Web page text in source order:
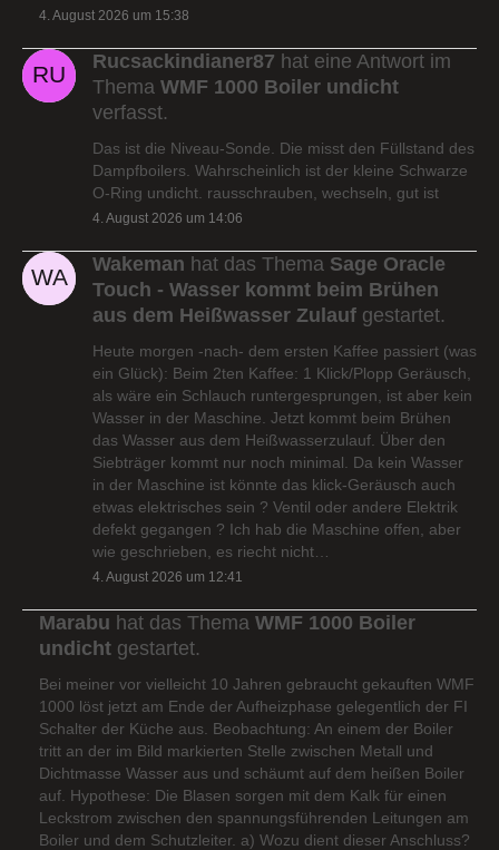
4. August 2026 um 15:38
Rucsackindianer87 hat eine Antwort im
Thema WMF 1000 Boiler undicht
verfasst.
Das ist die Niveau-Sonde. Die misst den Füllstand des
Dampfboilers. Wahrscheinlich ist der kleine Schwarze
O-Ring undicht. rausschrauben, wechseln, gut ist
4. August 2026 um 14:06
Wakeman hat das Thema Sage Oracle
Touch - Wasser kommt beim Brühen
aus dem Heißwasser Zulauf gestartet.
Heute morgen -nach- dem ersten Kaffee passiert (was
ein Glück): Beim 2ten Kaffee: 1 Klick/Plopp Geräusch,
als wäre ein Schlauch runtergesprungen, ist aber kein
Wasser in der Maschine. Jetzt kommt beim Brühen
das Wasser aus dem Heißwasserzulauf. Über den
Siebträger kommt nur noch minimal. Da kein Wasser
in der Maschine ist könnte das klick-Geräusch auch
etwas elektrisches sein ? Ventil oder andere Elektrik
defekt gegangen ? Ich hab die Maschine offen, aber
wie geschrieben, es riecht nicht…
4. August 2026 um 12:41
Marabu hat das Thema WMF 1000 Boiler
undicht gestartet.
Bei meiner vor vielleicht 10 Jahren gebraucht gekauften WMF
1000 löst jetzt am Ende der Aufheizphase gelegentlich der FI
Schalter der Küche aus. Beobachtung: An einem der Boiler
tritt an der im Bild markierten Stelle zwischen Metall und
Dichtmasse Wasser aus und schäumt auf dem heißen Boiler
auf. Hypothese: Die Blasen sorgen mit dem Kalk für einen
Leckstrom zwischen den spannungsführenden Leitungen am
Boiler und dem Schutzleiter. a) Wozu dient dieser Anschluss?